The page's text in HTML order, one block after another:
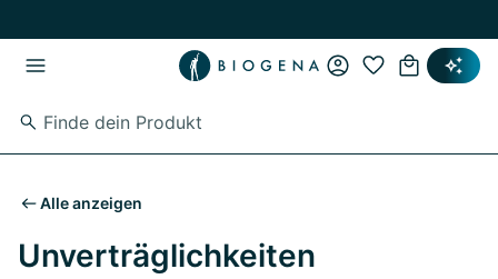
Alle anzeigen
Unverträglichkeiten